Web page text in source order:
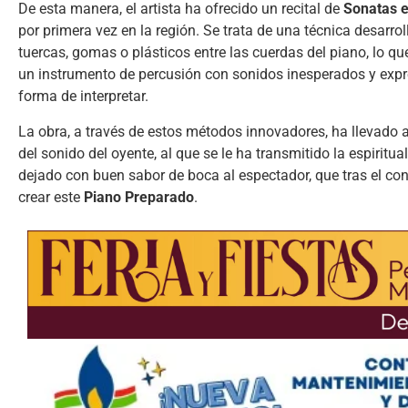
De esta manera, el artista ha ofrecido un recital de Sonatas
por primera vez en la región. Se trata de una técnica
tuercas, gomas o plásticos entre las cuerdas del piano, lo
un instrumento de percusión con sonidos inesperados y
forma de interpretar.
La obra, a través de estos métodos innovadores, ha llevado
del sonido del oyente, al que se le ha transmitido la
dejado con buen sabor de boca al espectador, que tras el
crear este Piano Preparado.